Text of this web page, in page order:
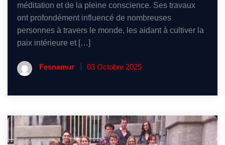
méditation et de la pleine conscience. Ses travaux
ont profondément influencé de nombreuses
personnes à travers le monde, les aidant à cultiver la
paix intérieure et […]
Fesnamur 03 Octobre 2025